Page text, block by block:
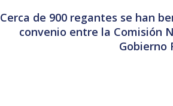
Cerca de 900 regantes se han
convenio entre la Comisión
Gobierno